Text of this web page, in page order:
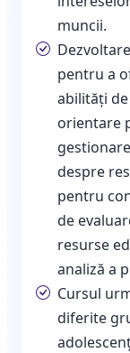
muncii.
pentru a
abilități
orientare
despre
pentru
de
resurse
analiză a
Cursul
diferite